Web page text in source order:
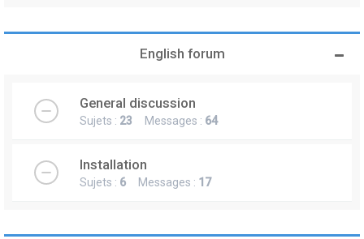
English forum
General discussion
Sujets : 23 Messages : 64
Installation
Sujets : 6 Messages : 17